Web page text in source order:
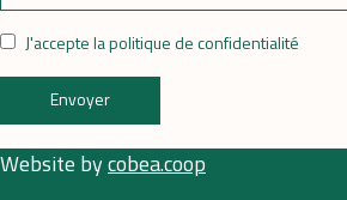
J'accepte la politique de confidentialité
Envoyer
Website bycobea.coop